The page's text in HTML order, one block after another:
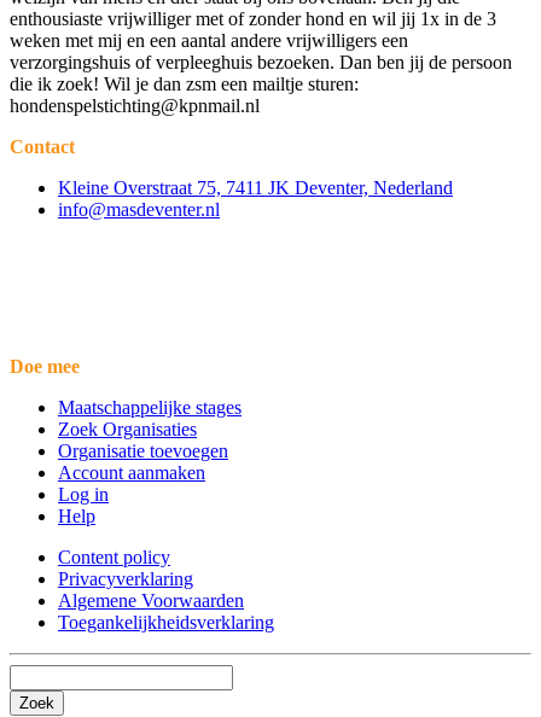
enthousiaste vrijwilliger met of zonder hond en wil jij 1x in de 3
weken met mij en een aantal andere vrijwilligers een
verzorgingshuis of verpleeghuis bezoeken. Dan ben jij de persoon
die ik zoek! Wil je dan zsm een mailtje sturen:
hondenspelstichting@kpnmail.nl
Contact
Kleine Overstraat 75, 7411 JK Deventer, Nederland
info@masdeventer.nl
Doe mee
Maatschappelijke stages
Zoek Organisaties
Organisatie toevoegen
Account aanmaken
Log in
Help
Content policy
Privacyverklaring
Algemene Voorwaarden
Toegankelijkheidsverklaring
Zoek